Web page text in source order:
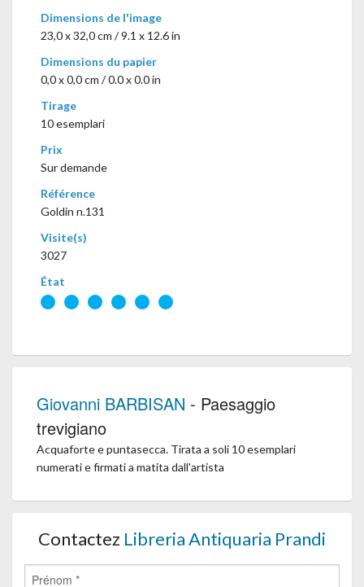
Dimensions de l'image
23,0 x 32,0 cm / 9.1 x 12.6 in
Dimensions du papier
0,0 x 0,0 cm / 0.0 x 0.0 in
Tirage
10 esemplari
Prix
Sur demande
Référence
Goldin n.131
Visite(s)
3027
État
Giovanni BARBISAN - Paesaggio
trevigiano
Acquaforte e puntasecca. Tirata a soli 10 esemplari
numerati e firmati a matita dall'artista
Contactez Libreria Antiquaria Prandi